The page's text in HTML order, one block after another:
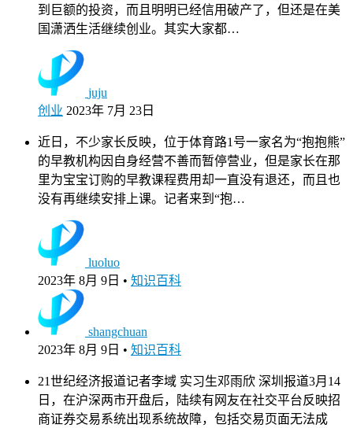
到巨额的投资，而且明明已经信用破产了，但还是在美
国潇洒生活继续创业。其实大家都…
juju
创业 2023年 7月 23日
近日，不少家长反映，位于体育路1号一家名为“抱抱熊”
的早教机构因自身经营不善而暂停营业，但是家长在那
里为宝宝订购的早教课程费用却一直没有退还，而且也
没有再继续安排上课。记者来到“抱…
luoluo
2023年 8月 9日 • 知识百科
shangchuan
2023年 8月 9日 • 知识百科
21世纪经济报道记者李域 实习生邓雨欣 深圳报道3月14
日，在沪深两市开盘后，陆续有网友在社交平台反映招
商证券交易系统出现系统故障，包括交易页面无法成